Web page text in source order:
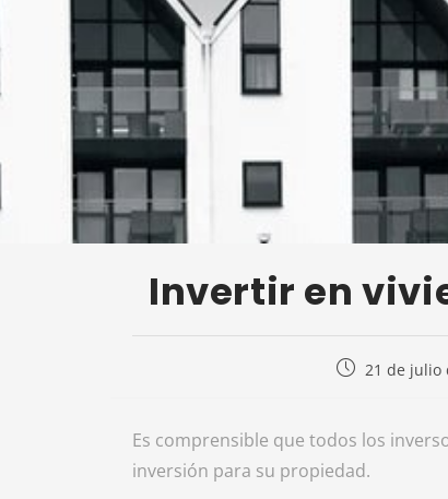
Invertir en
21 de julio
Es comprensible que todos los
inversión para su propiedad.